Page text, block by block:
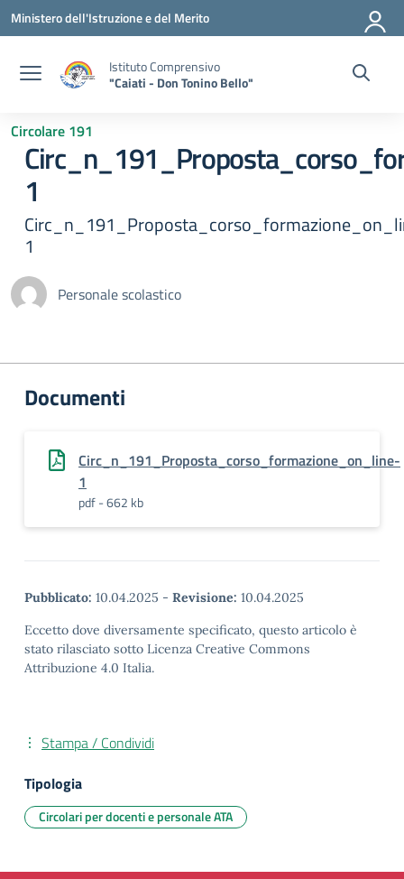
Vai ai contenuti
Vai al menu di navigazione
Vai al footer
Ministero dell'Istruzione e del Merito
Istituto Comprensivo
"Caiati - Don Tonino Bello"
Circolare 191
1
1
Personale scolastico
Documenti
Circ_n_191_Proposta_corso_formazione_on_line-
1
pdf - 662 kb
Pubblicato: 10.04.2025 - Revisione: 10.04.2025
Eccetto dove diversamente specificato, questo articolo è
stato rilasciato sotto Licenza Creative Commons
Attribuzione 4.0 Italia.
Stampa / Condividi
Tipologia
Circolari per docenti e personale ATA